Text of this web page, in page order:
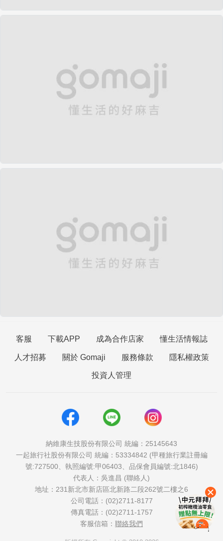
客服 下載APP 成為合作店家 懂生活情報誌
人才招募 關於 Gomaji 服務條款 隱私權政策
投資人管理
納維康生技股份有限公司 統編：25145643
一起旅行社股份有限公司 統編：53334842 (甲種旅行業註冊編
號:727500、執照編號:甲06403、品保會員編號:北1846)
代表人：吳進昌 (聯絡人)
地址：231新北市新店區北新路二段262號二樓之6
公司電話：(02)2711-8177
傳真電話：(02)2711-1757
客服信箱： 聯絡我們